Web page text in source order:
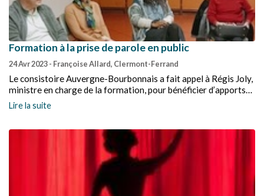
Formation à la prise de parole en public
24 Avr 2023- Françoise Allard, Clermont-Ferrand
Le consistoire Auvergne-Bourbonnais a fait appel à Régis Joly,
ministre en charge de la formation, pour bénéficier d’apports
sur la prise de parole en public. Témoignage d’une participante.
Lire la suite